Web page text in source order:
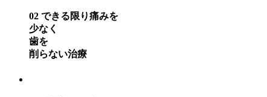
02 できる限り痛みを
少なく
歯を
削らない治療